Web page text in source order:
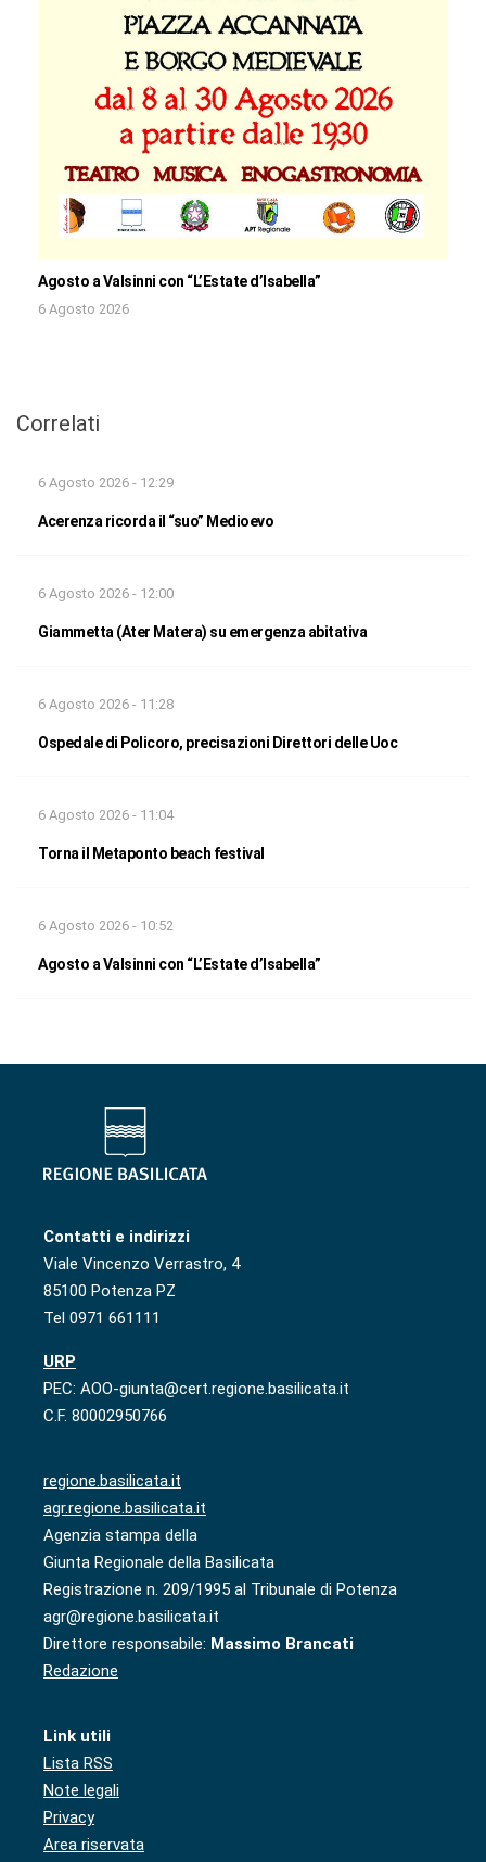
Agosto a Valsinni con “L’Estate d’Isabella”
6 Agosto 2026
Correlati
6 Agosto 2026 - 12:29
Acerenza ricorda il “suo” Medioevo
6 Agosto 2026 - 12:00
Giammetta (Ater Matera) su emergenza abitativa
6 Agosto 2026 - 11:28
Ospedale di Policoro, precisazioni Direttori delle Uoc
6 Agosto 2026 - 11:04
Torna il Metaponto beach festival
6 Agosto 2026 - 10:52
Agosto a Valsinni con “L’Estate d’Isabella”
Contatti e indirizzi
Viale Vincenzo Verrastro, 4
85100 Potenza PZ
Tel 0971 661111
URP
PEC: AOO-giunta@cert.regione.basilicata.it
C.F. 80002950766
regione.basilicata.it
agr.regione.basilicata.it
Agenzia stampa della
Giunta Regionale della Basilicata
Registrazione n. 209/1995 al Tribunale di Potenza
agr@regione.basilicata.it
Direttore responsabile: Massimo Brancati
Redazione
Link utili
Lista RSS
Note legali
Privacy
Area riservata